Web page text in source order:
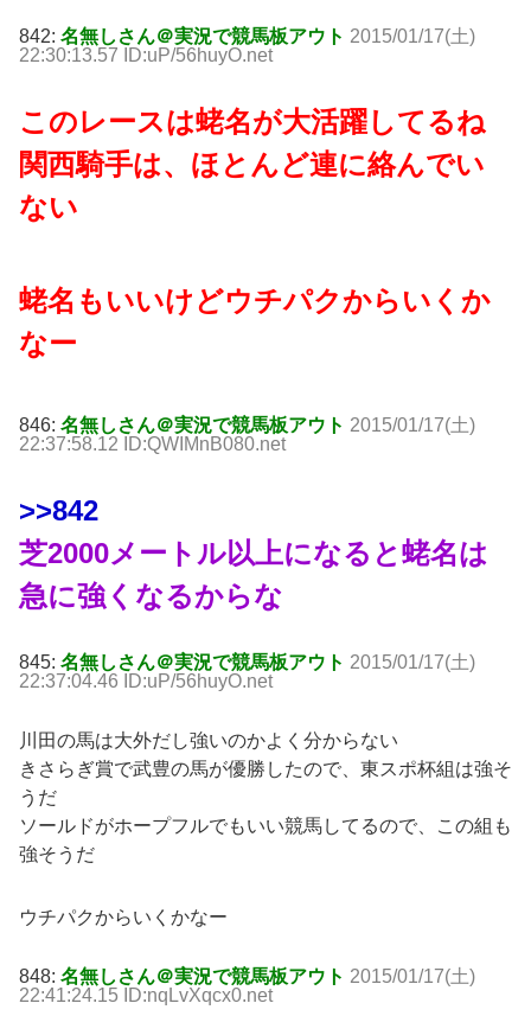
842: 名無しさん＠実況で競馬板アウト 2015/01/17(土)
22:30:13.57 ID:uP/56huyO.net
このレースは蛯名が大活躍してるね
関西騎手は、ほとんど連に絡んでい
ない
蛯名もいいけどウチパクからいくか
なー
846: 名無しさん＠実況で競馬板アウト 2015/01/17(土)
22:37:58.12 ID:QWIMnB080.net
>>842
芝2000メートル以上になると蛯名は
急に強くなるからな
845: 名無しさん＠実況で競馬板アウト 2015/01/17(土)
22:37:04.46 ID:uP/56huyO.net
川田の馬は大外だし強いのかよく分からない
きさらぎ賞で武豊の馬が優勝したので、東スポ杯組は強そ
うだ
ソールドがホープフルでもいい競馬してるので、この組も
強そうだ
ウチパクからいくかなー
848: 名無しさん＠実況で競馬板アウト 2015/01/17(土)
22:41:24.15 ID:nqLvXqcx0.net